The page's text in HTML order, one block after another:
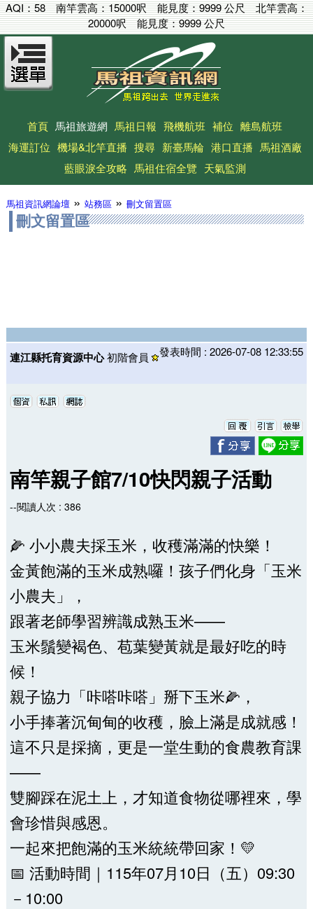
AQI：58 南竿雲高：15000呎能見度：9999 公尺北竿雲高：
20000呎能見度：9999 公尺
首頁 馬祖旅遊網 馬祖日報 飛機航班 補位 離島航班
海運訂位 機場&北竿直播 搜尋 新臺馬輪 港口直播 馬祖酒廠
藍眼淚全攻略 馬祖住宿全覽 天氣監測
馬祖資訊網論壇» 站務區» 刪文留置區
刪文留置區
連江縣托育資源中心初階會員 發表時間 : 2026-07-08 12:33:55
南竿親子館7/10快閃親子活動
--閱讀人次 : 386
🌽 小小農夫採玉米，收穫滿滿的快樂！
金黃飽滿的玉米成熟囉！孩子們化身「玉米
小農夫」，
跟著老師學習辨識成熟玉米——
玉米鬚變褐色、苞葉變黃就是最好吃的時
候！
親子協力「咔嗒咔嗒」掰下玉米🌽，
小手捧著沉甸甸的收穫，臉上滿是成就感！
這不只是採摘，更是一堂生動的食農教育課
——
雙腳踩在泥土上，才知道食物從哪裡來，學
會珍惜與感恩。
一起來把飽滿的玉米統統帶回家！💛
📅 活動時間｜115年07月10日（五）09:30
－10:00